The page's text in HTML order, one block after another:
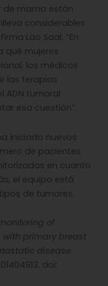
de mama están
considerables
Lao Saal. “En
qué mujeres
los médicos
las terapias
ADN tumoral
esa cuestión”.
iniciado nuevos
de pacientes
en cuanto
el equipo está
de tumores.
of
with primary breast
disease.
doi: